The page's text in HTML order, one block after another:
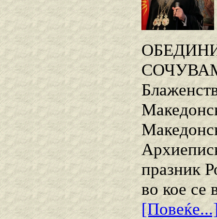
празник
во кое